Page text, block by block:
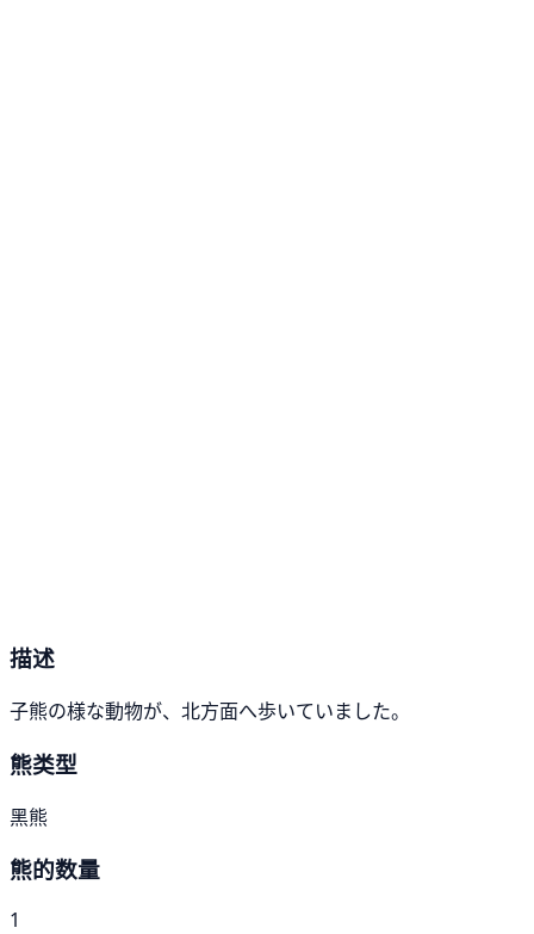
描述
子熊の様な動物が、北方面へ歩いていました。
熊类型
黑熊
熊的数量
1